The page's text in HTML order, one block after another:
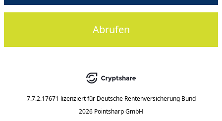
Abrufen
7.7.2.17671 lizenziert für Deutsche Rentenversicherung Bund
2026 Pointsharp GmbH